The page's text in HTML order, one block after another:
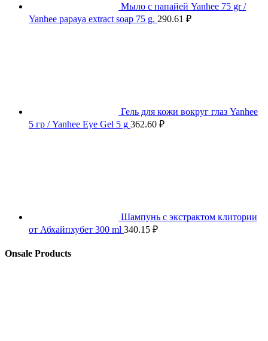
Мыло с папайей Yanhee 75 gr /
Yanhee papaya extract soap 75 g. 290.61 ₽
Гель для кожи вокруг глаз Yanhee
5 гр / Yanhee Eye Gel 5 g 362.60 ₽
Шампунь с экстрактом клитории
от Абхайпхубет 300 ml 340.15 ₽
Onsale Products